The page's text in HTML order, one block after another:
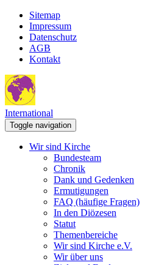
Sitemap
Impressum
Datenschutz
AGB
Kontakt
International
Toggle navigation
Wir sind Kirche
Bundesteam
Chronik
Dank und Gedenken
Ermutigungen
FAQ (häufige Fragen)
In den Diözesen
Statut
Themenbereiche
Wir sind Kirche e.V.
Wir über uns